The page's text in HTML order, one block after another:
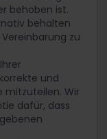
behoben ist.
behalten
zu
und
mitzuteilen. Wir
dafür, dass